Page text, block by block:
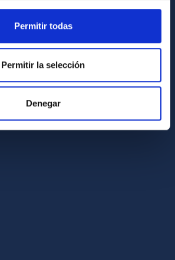
Permitir todas
Permitir la selección
Denegar